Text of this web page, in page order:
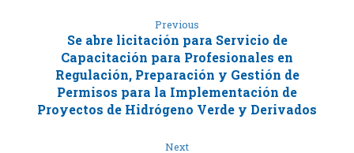
Previous
Se abre licitación para Servicio de
Capacitación para Profesionales en
Regulación, Preparación y Gestión de
Permisos para la Implementación de
Proyectos de Hidrógeno Verde y Derivados
Next